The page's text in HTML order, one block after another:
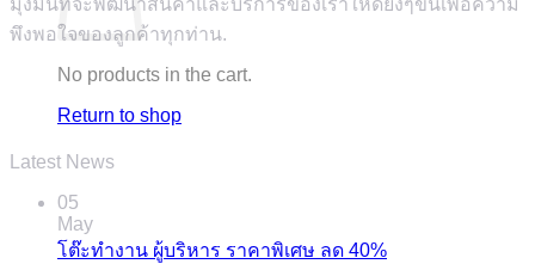
No products in the cart.
Return to shop
มุ่งมั่นที่จะพัฒนาสินค้าและบริการของเราให้ดียิ่งๆขึ้นเพื่อความ
พึงพอใจของลูกค้าทุกท่าน.
Latest News
05
May
โต๊ะทำงาน ผู้บริหาร ราคาพิเศษ ลด 40%